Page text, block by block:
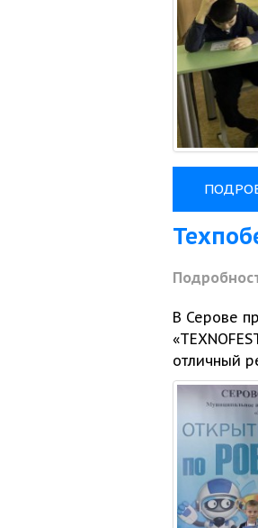
В Серове
отличный